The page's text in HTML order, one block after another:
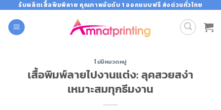
content
รับผลิตเสื้อพิมพ์ลาย คุณภาพอันดับ 1 ออกแบบฟรี ส่งด่วนทั่วไทย
ไม่มีหมวดหมู่
เสื้อพิมพ์ลายไปงานแต่ง: ลุคสวยสง่า
เหมาะสมทุกธีมงาน